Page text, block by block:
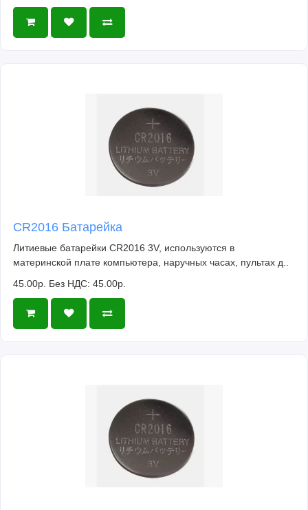
CR2016 Батарейка
Литиевые батарейки CR2016 3V, используются в
материнской плате компьютера, наручных часах, пультах д..
45.00р. Без НДС: 45.00р.